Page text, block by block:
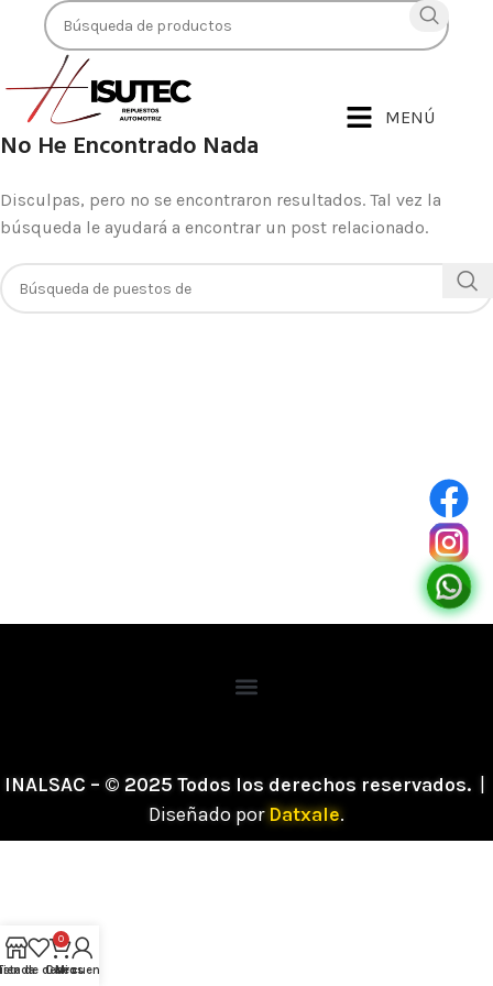
MENÚ
No He Encontrado Nada
Disculpas, pero no se encontraron resultados. Tal vez la
búsqueda le ayudará a encontrar un post relacionado.
INALSAC – © 2025 Todos los derechos reservados.|
Diseñado por Datxale.
de deseos
0
Carro
Mi cuenta